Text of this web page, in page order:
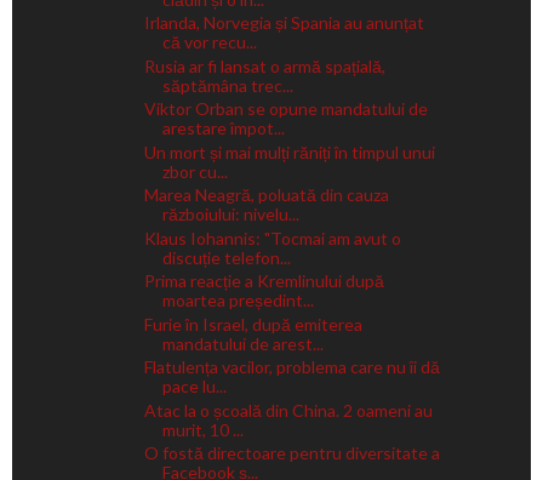
Irlanda, Norvegia și Spania au anunțat
că vor recu...
Rusia ar fi lansat o armă spațială,
săptămâna trec...
Viktor Orban se opune mandatului de
arestare împot...
Un mort și mai mulți răniți în timpul unui
zbor cu...
Marea Neagră, poluată din cauza
războiului: nivelu...
Klaus Iohannis: "Tocmai am avut o
discuție telefon...
Prima reacție a Kremlinului după
moartea președint...
Furie în Israel, după emiterea
mandatului de arest...
Flatulența vacilor, problema care nu îi dă
pace lu...
Atac la o școală din China. 2 oameni au
murit, 10 ...
O fostă directoare pentru diversitate a
Facebook ș...